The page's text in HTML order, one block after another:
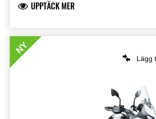
UPPTÄCK MER
Lägg
NY